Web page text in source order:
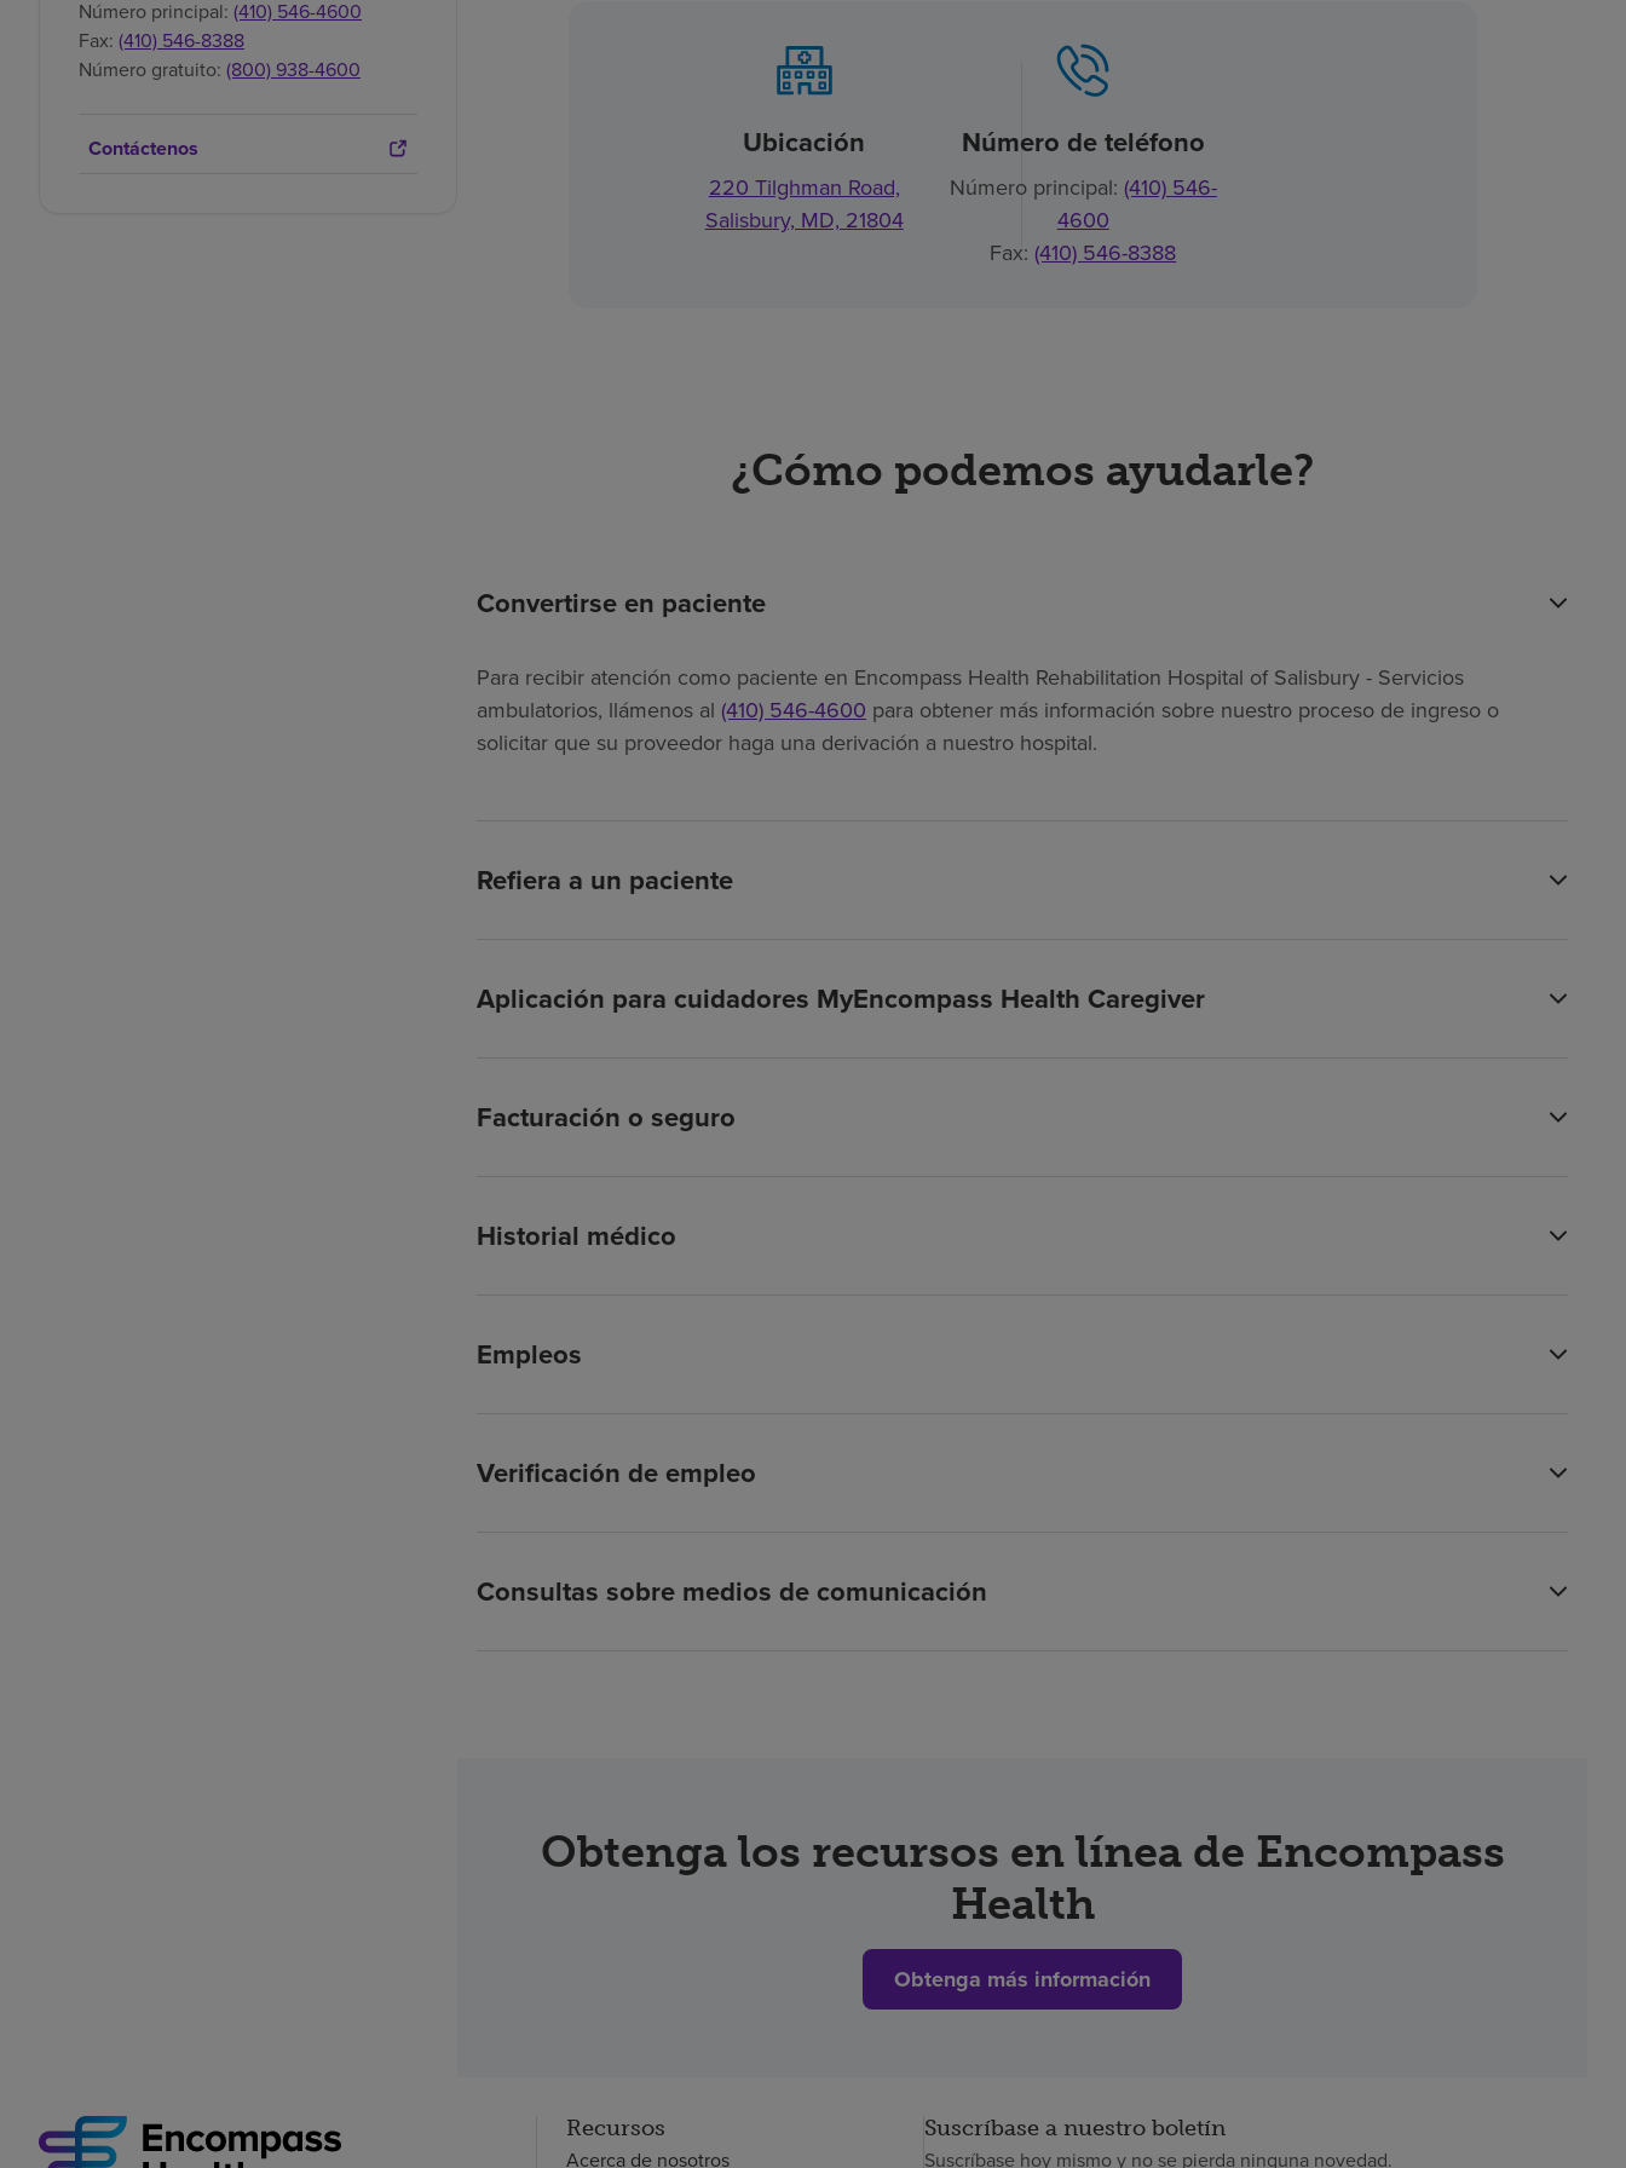
Número principal: (410) 546-4600
Fax: (410) 546-8388
Número gratuito: (800) 938-4600
Contáctenos Ubicación
220 Tilghman Road,
Salisbury, MD, 21804
Número de teléfono
Número principal: (410) 546-
4600
Fax: (410) 546-8388
¿Cómo podemos ayudarle?
Convertirse en paciente
Para recibir atención como paciente en Encompass Health Rehabilitation Hospital of Salisbury - Servicios
ambulatorios, llámenos al (410) 546-4600 para obtener más información sobre nuestro proceso de ingreso o
solicitar que su proveedor haga una derivación a nuestro hospital.
Refiera a un paciente
Aplicación para cuidadores MyEncompass Health Caregiver
Facturación o seguro
Historial médico
Empleos
Verificación de empleo
Consultas sobre medios de comunicación
Obtenga los recursos en línea de Encompass
Health
Obtenga más información
Recursos
Acerca de nosotros
Suscríbase a nuestro boletín
Suscríbase hoy mismo y no se pierda ninguna novedad.